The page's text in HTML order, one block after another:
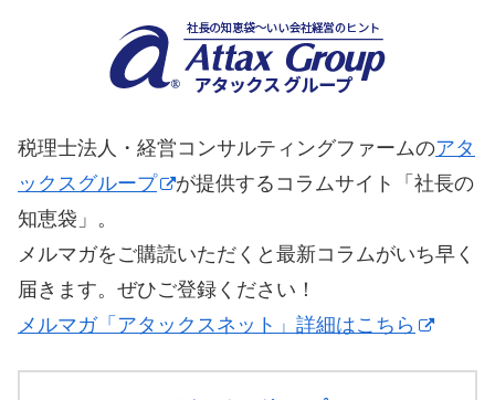
税理士法人・経営コンサルティングファームのアタ
ックスグループ
が提供するコラムサイト「社長の
知恵袋」。
メルマガをご購読いただくと最新コラムがいち早く
届きます。ぜひご登録ください！
メルマガ「アタックスネット」詳細はこちら